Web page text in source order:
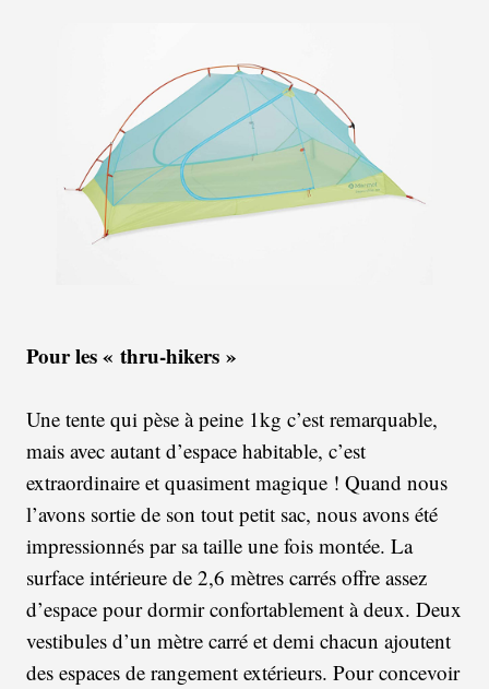
Pour les « thru-hikers »
Une tente qui pèse à peine 1kg c’est remarquable,
mais avec autant d’espace habitable, c’est
extraordinaire et quasiment magique ! Quand nous
l’avons sortie de son tout petit sac, nous avons été
impressionnés par sa taille une fois montée. La
surface intérieure de 2,6 mètres carrés offre assez
d’espace pour dormir confortablement à deux. Deux
vestibules d’un mètre carré et demi chacun ajoutent
des espaces de rangement extérieurs. Pour concevoir